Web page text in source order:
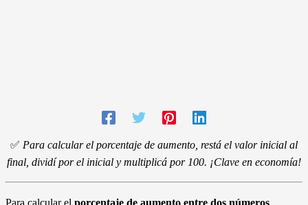
✅ Para calcular el porcentaje de aumento, restá el valor inicial al
final, dividí por el inicial y multiplicá por 100. ¡Clave en economía!
Para calcular el porcentaje de aumento entre dos números,